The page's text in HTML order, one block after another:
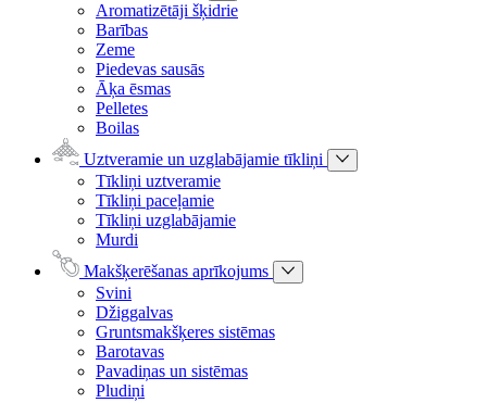
Aromatizētāji šķidrie
Barības
Zeme
Piedevas sausās
Āķa ēsmas
Pelletes
Boilas
Uztveramie un uzglabājamie tīkliņi
Tīkliņi uztveramie
Tīkliņi paceļamie
Tīkliņi uzglabājamie
Murdi
Makšķerēšanas aprīkojums
Svini
Džiggalvas
Gruntsmakšķeres sistēmas
Barotavas
Pavadiņas un sistēmas
Pludiņi